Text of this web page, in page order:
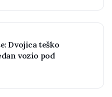
Dvojica teško
vozio pod